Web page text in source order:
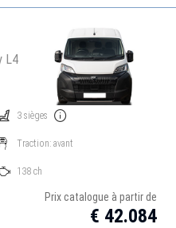
L4
3 sièges
Traction: avant
138 ch
Prix catalogue à partir de
€ 42.084